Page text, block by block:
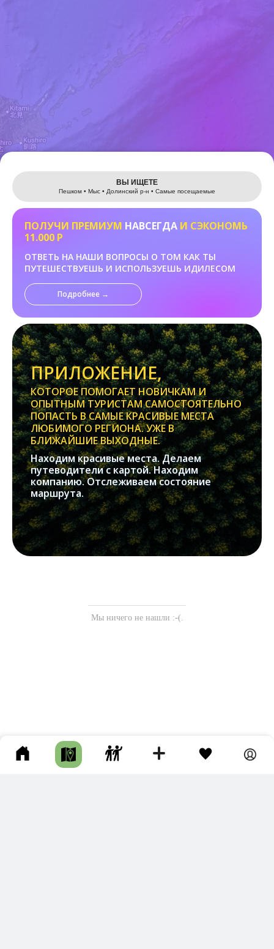
Leaflet
ВЫ ИЩЕТЕ
Пешком • Мыс • Долинский р-н • Самые посещаемые
ПОЛУЧИ ПРЕМИУМ НАВСЕГДА И СЭКОНОМЬ
11.000 Р
ОТВЕТЬ НА НАШИ ВОПРОСЫ О ТОМ КАК ТЫ
ПУТЕШЕСТВУЕШЬ И ИСПОЛЬЗУЕШЬ ИДИЛЕСОМ
Подробнее →
ПРИЛОЖЕНИЕ,
КОТОРОЕ ПОМОГАЕТ НОВИЧКАМ И
ОПЫТНЫМ ТУРИСТАМ САМОСТОЯТЕЛЬНО
ПОПАСТЬ В САМЫЕ КРАСИВЫЕ МЕСТА
ЛЮБИМОГО РЕГИОНА. УЖЕ В
БЛИЖАЙШИЕ ВЫХОДНЫЕ.
Находим красивые места. Делаем
путеводители с картой. Находим
компанию. Отслеживаем состояние
маршрута.
Мы ничего не нашли :-(.